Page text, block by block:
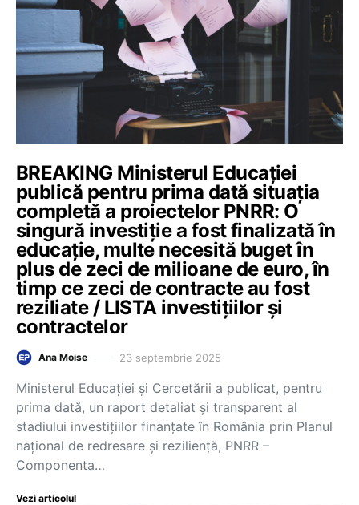
BREAKING Ministerul Educației
publică pentru prima dată situația
completă a proiectelor PNRR: O
singură investiție a fost finalizată în
educație, multe necesită buget în
plus de zeci de milioane de euro, în
timp ce zeci de contracte au fost
reziliate / LISTA investițiilor și
contractelor
Ana Moise 23 septembrie 2025
Ministerul Educației și Cercetării a publicat, pentru
prima dată, un raport detaliat și transparent al
stadiului investițiilor finanțate în România prin Planul
național de redresare și reziliență, PNRR –
Componenta…
Vezi articolul